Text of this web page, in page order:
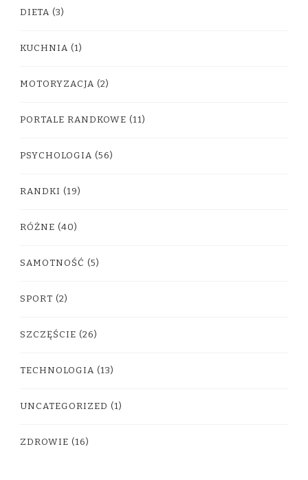
DIETA (3)
KUCHNIA (1)
MOTORYZACJA (2)
PORTALE RANDKOWE (11)
PSYCHOLOGIA (56)
RANDKI (19)
RÓŻNE (40)
SAMOTNOŚĆ (5)
SPORT (2)
SZCZĘŚCIE (26)
TECHNOLOGIA (13)
UNCATEGORIZED (1)
ZDROWIE (16)